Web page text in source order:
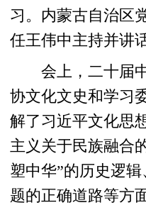
习。内蒙古自治区
任王伟中主持并讲话
会上，二十届中
协文化文史和学习
解了习近平文化思
主义关于民族融合
塑中华”的历史逻
题的正确道路等方